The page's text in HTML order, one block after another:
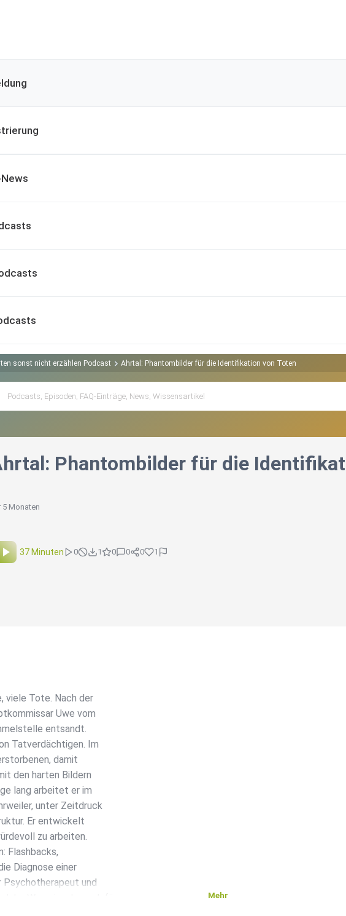
sonst nicht erzählen Podcast Ahrtal: Phantombilder für die Identifikation von Toten
Phantombilder für die
5 Monaten
37 Minuten 0 1 0 0 0 1
viele Tote. Nach der
Uwe vom
entsandt.
Tatverdächtigen. Im
damit
den harten Bildern
lang arbeitet er im
unter Zeitdruck
Er entwickelt
zu arbeiten.
Flashbacks,
Diagnose einer
und
Mehr